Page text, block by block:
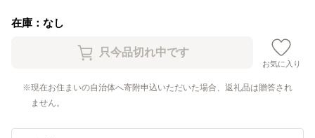
在庫：なし
お気に入り
現在お住まいの自治体へ寄附申込いただいた場合、返礼品は贈答され
ません。